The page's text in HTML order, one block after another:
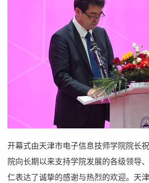
开幕式由天津市电子信息技师学院院长
院向长期以来支持学院发展的各级领导
仁表达了诚挚的感谢与热烈的欢迎。天